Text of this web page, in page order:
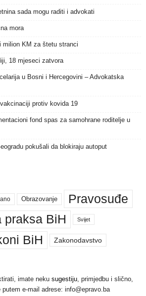
sada mogu raditi i advokati
mora
milion KM za štetu stranci
18 mjeseci zatvora
u Bosni i Hercegovini – Advokatska
protiv kovida 19
fond spas za samohrane roditelje u
pokušali da blokiraju autoput
Obrazovanje Pravosuđe
praksa BiH Svijet
BiH Zakonodavstvo
imate neku sugestiju, primjedbu i slično,
e-mail adrese: info@epravo.ba